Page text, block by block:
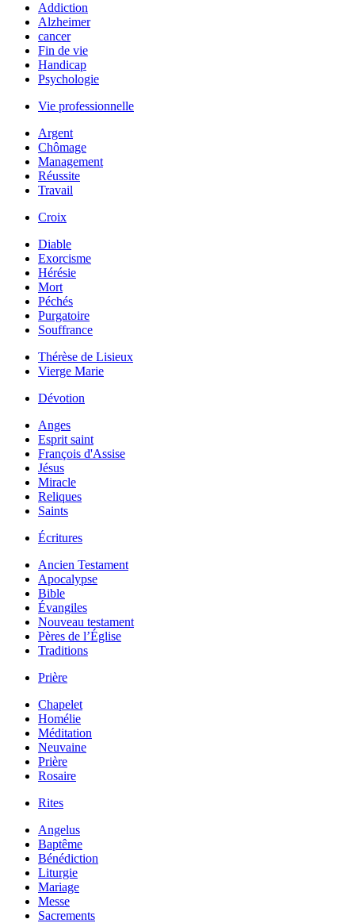
Addiction
Alzheimer
cancer
Fin de vie
Handicap
Psychologie
Vie professionnelle
Argent
Chômage
Management
Réussite
Travail
Croix
Diable
Exorcisme
Hérésie
Mort
Péchés
Purgatoire
Souffrance
Thérèse de Lisieux
Vierge Marie
Dévotion
Anges
Esprit saint
François d'Assise
Jésus
Miracle
Reliques
Saints
Écritures
Ancien Testament
Apocalypse
Bible
Évangiles
Nouveau testament
Pères de l’Église
Traditions
Prière
Chapelet
Homélie
Méditation
Neuvaine
Prière
Rosaire
Rites
Angelus
Baptême
Bénédiction
Liturgie
Mariage
Messe
Sacrements